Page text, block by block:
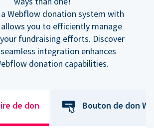
Webflow donation system with
you to efficiently manage
fundraising efforts. Discover
integration enhances
donation capabilities.
de don Bouton de don